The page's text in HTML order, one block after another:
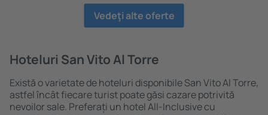
Vedeţi alte oferte
Hoteluri San Vito Al Torre
Există o varietate de hoteluri disponibile San Vito Al Torre,
astfel încât fiecare turist poate găsi cazare potrivită
nevoilor sale. Preferați un hotel All-Inclusive cu